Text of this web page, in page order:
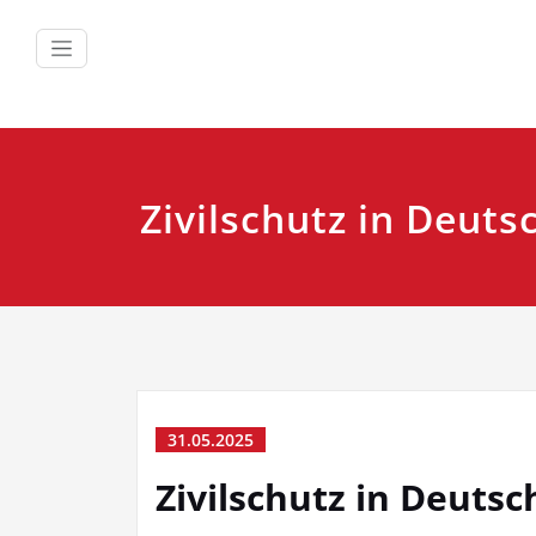
springen
Zivilschutz in
31.05.2025
Zivilschutz in